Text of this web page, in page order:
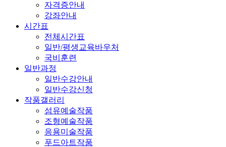
자격증안내
강좌안내
시간표
전체시간표
일반/평생교육바우처
국비훈련
일반과정
일반수강안내
일반수강신청
작품갤러리
섬유예술작품
조형예술작품
응용미술작품
푸드아트작품